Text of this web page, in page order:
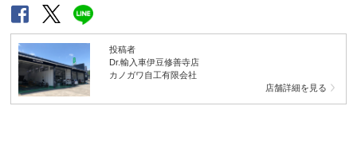
投稿者
Dr.輸入車伊豆修善寺店
カノガワ自工有限会社
店舗詳細を見る